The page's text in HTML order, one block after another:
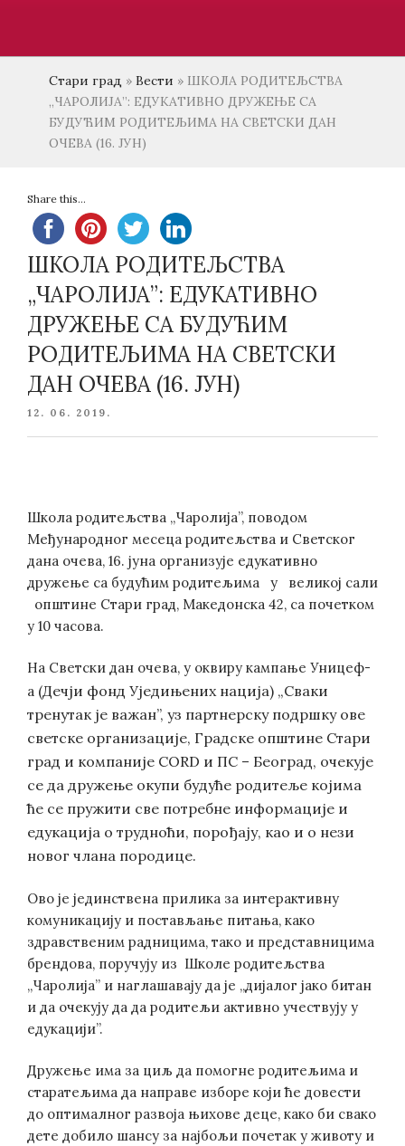
Стари град » Вести » ШКОЛА РОДИТЕЉСТВА
„ЧАРОЛИЈА”: ЕДУКАТИВНО ДРУЖЕЊЕ СА
БУДУЋИМ РОДИТЕЉИМА НА СВЕТСКИ ДАН
ОЧЕВА (16. ЈУН)
Share this...
ШКОЛА РОДИТЕЉСТВА
„ЧАРОЛИЈА”: ЕДУКАТИВНО
ДРУЖЕЊЕ СА БУДУЋИМ
РОДИТЕЉИМА НА СВЕТСКИ
ДАН ОЧЕВА (16. ЈУН)
POSTED
12. 06. 2019.
Школа родитељства „Чаролија”, поводом
Међународног месеца родитељства и Светског
дана очева, 16. јуна организује едукативно
дружење са будућим родитељима у великој сали
општине Стари град, Македонска 42, са почетком
у 10 часова.
На Светски дан очева, у оквиру кампање Уницеф-
а (Дечји фонд Уједињених нација) „Сваки
тренутак је важан”, уз партнерску подршку ове
светске организације, Градске општине Стари
град и компаније CORD и ПС – Београд, очекује
се да дружење окупи будуће родитеље којима
ће се пружити све потребне информације и
едукација о трудноћи, порођају, као и о нези
новог члана породице.
Ово је јединствена прилика за интерактивну
комуникацију и постављање питања, како
здравственим радницима, тако и представницима
брендова, поручују из Школе родитељства
„Чаролија” и наглашавају да је „дијалог јако битан
и да очекују да да родитељи активно учествују у
едукацији”.
Дружење има за циљ да помогне родитељима и
старатељима да направе изборе који ће довести
до оптималног развоја њихове деце, како би свако
дете добило шансу за најбољи почетак у животу и